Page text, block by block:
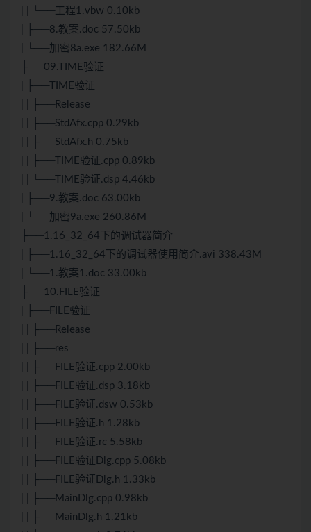
| | └──工程1.vbw 0.10kb
| ├──8.教案.doc 57.50kb
| └──加密8a.exe 182.66M
├──09.TIME验证
| ├──TIME验证
| | ├──Release
| | ├──StdAfx.cpp 0.29kb
| | ├──StdAfx.h 0.75kb
| | ├──TIME验证.cpp 0.89kb
| | └──TIME验证.dsp 4.46kb
| ├──9.教案.doc 63.00kb
| └──加密9a.exe 260.86M
├──1.16_32_64下的调试器简介
| ├──1.16_32_64下的调试器使用简介.avi 338.43M
| └──1.教案1.doc 33.00kb
├──10.FILE验证
| ├──FILE验证
| | ├──Release
| | ├──res
| | ├──FILE验证.cpp 2.00kb
| | ├──FILE验证.dsp 3.18kb
| | ├──FILE验证.dsw 0.53kb
| | ├──FILE验证.h 1.28kb
| | ├──FILE验证.rc 5.58kb
| | ├──FILE验证Dlg.cpp 5.08kb
| | ├──FILE验证Dlg.h 1.33kb
| | ├──MainDlg.cpp 0.98kb
| | ├──MainDlg.h 1.21kb